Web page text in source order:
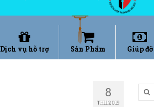
Dịch vụ hỗ trợ Sản Phẩm Giúp đỡ
8
TH11 2019
for: